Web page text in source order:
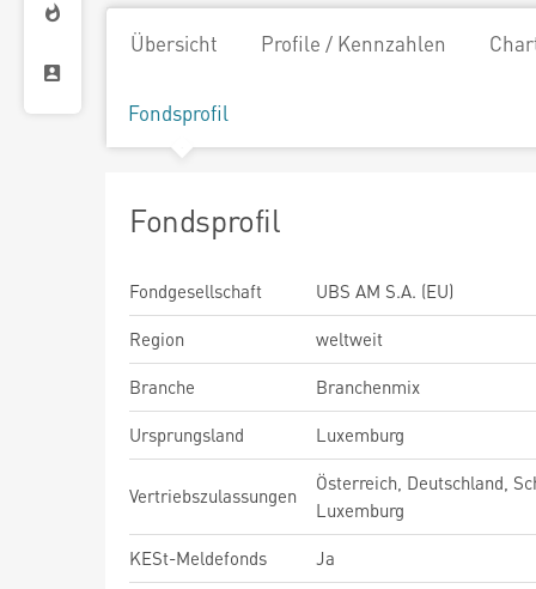
Übersicht Profile / Kennzahlen
Fondsprofil
Fondsprofil
Fondgesellschaft
UBS AM S.A. (EU)
Region
weltweit
Branche
Branchenmix
Ursprungsland
Luxemburg
Vertriebszulassungen
Österreich, Deutschland,
Luxemburg
KESt-Meldefonds
Ja